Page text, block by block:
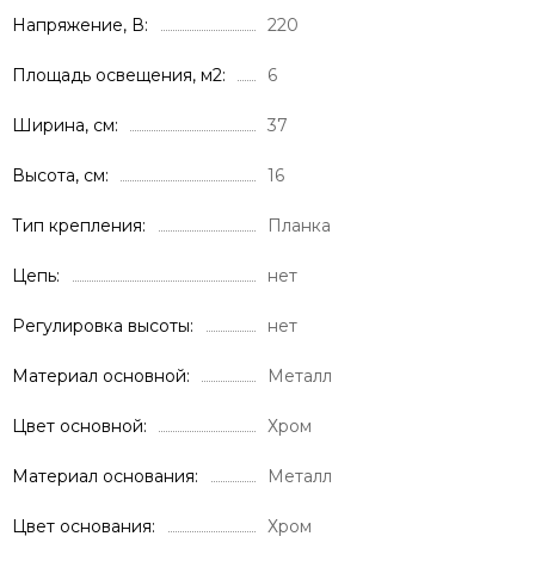
Напряжение, В 220
Площадь освещения, м2 6
Ширина, см 37
Высота, см 16
Тип крепления Планка
Цепь нет
Регулировка высоты нет
Материал основной Металл
Цвет основной Хром
Материал основания Металл
Цвет основания Хром